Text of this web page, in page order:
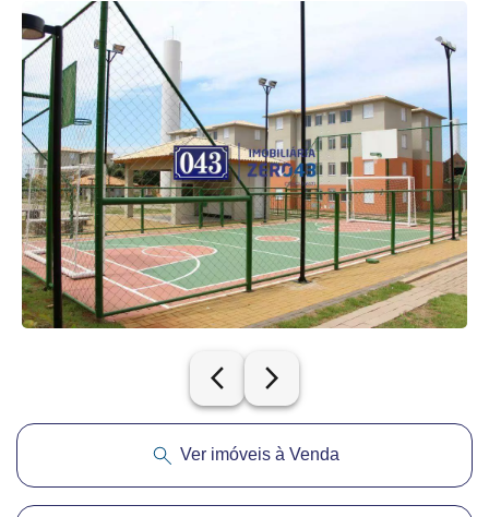
arrow_back_ios_new arrow_forward_ios
Ver imóveis à Venda